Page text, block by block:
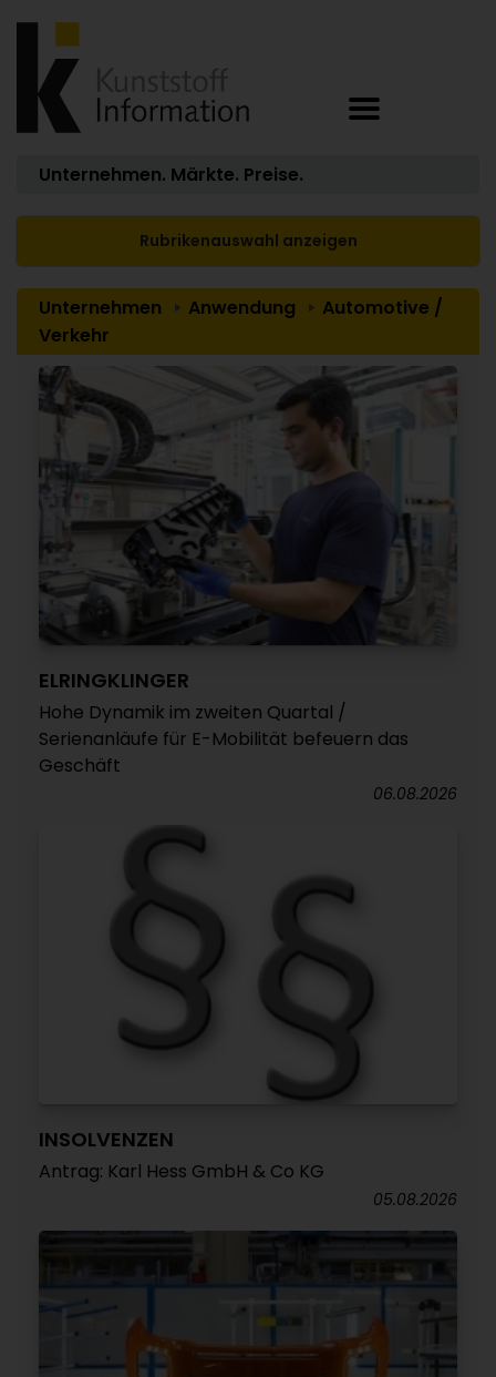
Unternehmen. Märkte. Preise.
Rubrikenauswahl anzeigen
Unternehmen Anwendung
Automotive /
Verkehr
ELRINGKLINGER
Hohe Dynamik im zweiten Quartal /
Serienanläufe für E-Mobilität befeuern das
Geschäft
06.08.2026
INSOLVENZEN
Antrag: Karl Hess GmbH & Co KG
05.08.2026